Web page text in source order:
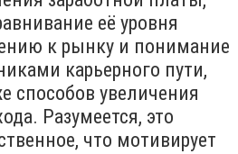
её уровня
к рынку и понимание
карьерного пути,
способов увеличения
Разумеется, это
что мотивирует